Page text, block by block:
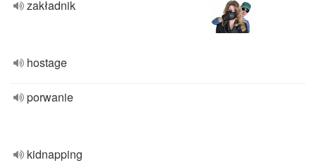
zakładnik
hostage
porwanie
kidnapping